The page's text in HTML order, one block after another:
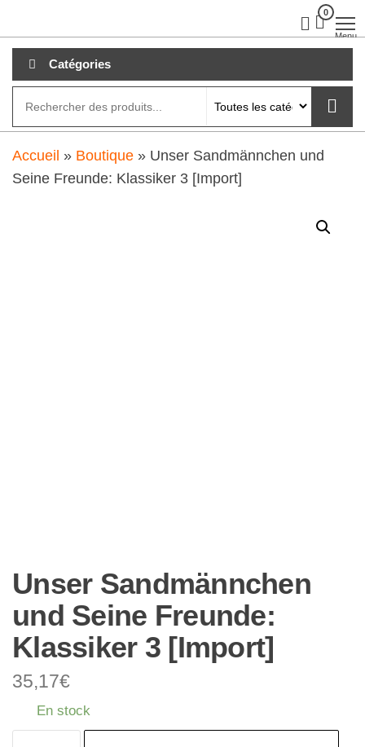
au
contenu
0
Menu
Catégories
Accueil » Boutique » Unser Sandmännchen und
Seine Freunde: Klassiker 3 [Import]
Unser Sandmännchen
und Seine Freunde:
Klassiker 3 [Import]
35,17€
En stock